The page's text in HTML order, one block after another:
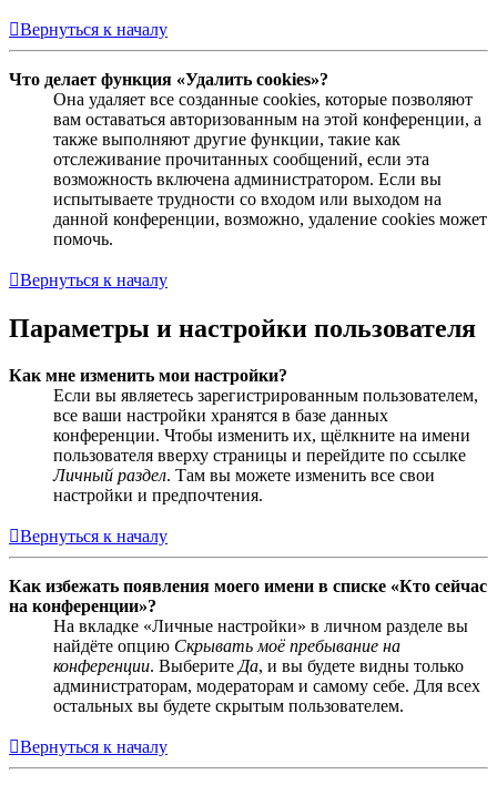
Вернуться к началу
Что делает функция «Удалить cookies»?
Она удаляет все созданные cookies, которые позволяют
вам оставаться авторизованным на этой конференции, а
также выполняют другие функции, такие как
отслеживание прочитанных сообщений, если эта
возможность включена администратором. Если вы
испытываете трудности со входом или выходом на
данной конференции, возможно, удаление cookies может
помочь.
Вернуться к началу
Параметры и настройки пользователя
Как мне изменить мои настройки?
Если вы являетесь зарегистрированным пользователем,
все ваши настройки хранятся в базе данных
конференции. Чтобы изменить их, щёлкните на имени
пользователя вверху страницы и перейдите по ссылке
Личный раздел. Там вы можете изменить все свои
настройки и предпочтения.
Вернуться к началу
Как избежать появления моего имени в списке «Кто сейчас
на конференции»?
На вкладке «Личные настройки» в личном разделе вы
найдёте опцию Скрывать моё пребывание на
конференции. Выберите Да, и вы будете видны только
администраторам, модераторам и самому себе. Для всех
остальных вы будете скрытым пользователем.
Вернуться к началу